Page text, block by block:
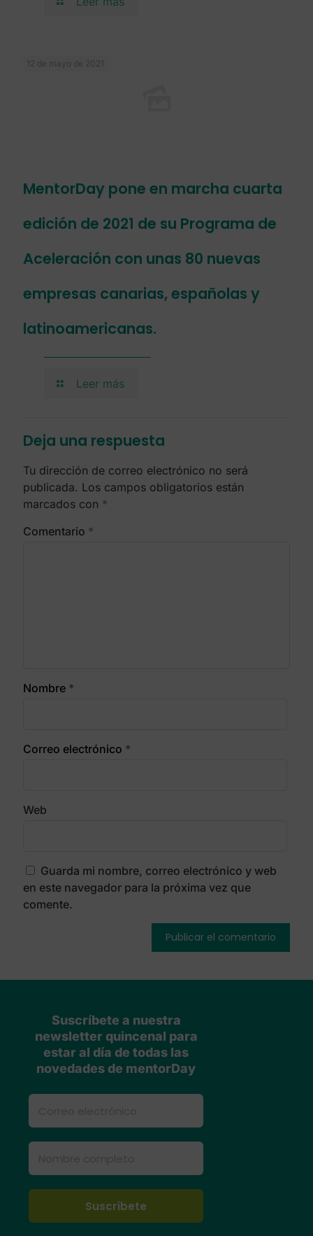
12 de mayo de 2021
MentorDay pone en marcha cuarta
edición de 2021 de su Programa de
Aceleración con unas 80 nuevas
empresas canarias, españolas y
latinoamericanas.
Leer más
Deja una respuesta
Tu dirección de correo electrónico no será
publicada. Los campos obligatorios están
marcados con *
Comentario *
Nombre *
Correo electrónico *
Web
Guarda mi nombre, correo electrónico y web
en este navegador para la próxima vez que
comente.
Suscríbete a nuestra
newsletter quincenal para
estar al día de todas las
novedades de mentorDay